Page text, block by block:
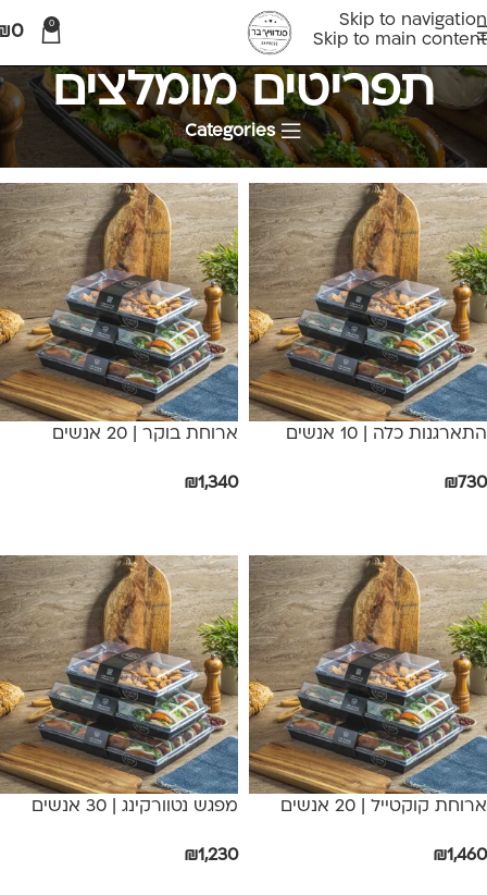
Skip to navigation
Skip to main content
0
0
תפריטים מומלצים
Categories
עמוד הבית
תפריטים מומלצים
התארגנות כלה | 10 אנשים
₪730
ארוחת בוקר | 20 אנשים
₪1,340
ארוחת קוקטייל | 20 אנשים
₪1,460
מפגש נטוורקינג | 30 אנשים
₪1,230